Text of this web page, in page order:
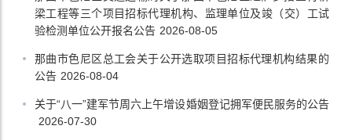
梁工程等三个项目招标代理机构、监理单位及竣（交）工试
验检测单位公开报名公告 2026-08-05
那曲市色尼区总工会关于公开选取项目招标代理机构结果的
公告 2026-08-04
关于“八一”建军节周六上午增设婚姻登记拥军便民服务的公告
2026-07-30